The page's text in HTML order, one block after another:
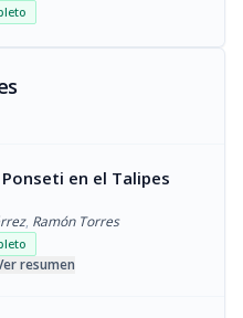
en el Talipes
, Ramón Torres
resumen